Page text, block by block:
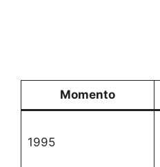
Momento
1995